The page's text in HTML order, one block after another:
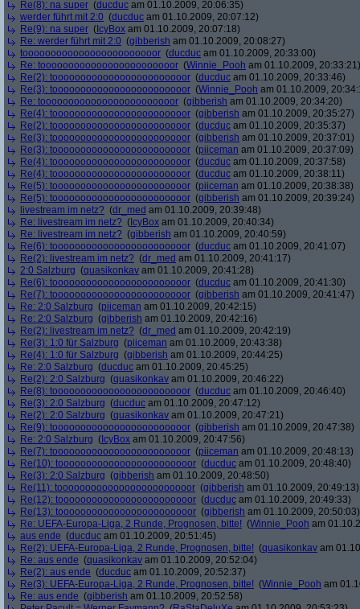
Re(8): na super (ducduc am 01.10.2009, 20:06:35)
werder führt mit 2:0 (ducduc am 01.10.2009, 20:07:12)
Re(9): na super ( IcyBox am 01.10.2009, 20:07:18)
Re: werder führt mit 2:0 (gibberish am 01.10.2009, 20:08:27)
toooooooooooooooooooooooor (ducduc am 01.10.2009, 20:33:00)
Re: toooooooooooooooooooooooor (Winnie_Pooh am 01.10.2009, 20:33:21)
Re(2): toooooooooooooooooooooooor (ducduc am 01.10.2009, 20:33:46)
Re(3): toooooooooooooooooooooooor (Winnie_Pooh am 01.10.2009,
Re: toooooooooooooooooooooooor (gibberish am 01.10.2009, 20:34:20)
Re(4): toooooooooooooooooooooooor (gibberish am 01.10.2009, 20:35:27)
Re(2): toooooooooooooooooooooooor (ducduc am 01.10.2009, 20:35:37)
Re(3): toooooooooooooooooooooooor (gibberish am 01.10.2009, 20:37:01)
Re(3): toooooooooooooooooooooooor (piiceman am 01.10.2009, 20:37:09)
Re(4): toooooooooooooooooooooooor (ducduc am 01.10.2009, 20:37:58)
Re(4): toooooooooooooooooooooooor (ducduc am 01.10.2009, 20:38:11)
Re(5): toooooooooooooooooooooooor (piiceman am 01.10.2009, 20:38:38)
Re(5): toooooooooooooooooooooooor (gibberish am 01.10.2009, 20:39:24)
livestream im netz? (dr_med am 01.10.2009, 20:39:48)
Re: livestream im netz? ( IcyBox am 01.10.2009, 20:40:34)
Re: livestream im netz? (gibberish am 01.10.2009, 20:40:59)
Re(6): toooooooooooooooooooooooor (ducduc am 01.10.2009, 20:41:07)
Re(2): livestream im netz? (dr_med am 01.10.2009, 20:41:17)
2:0 Salzburg (quasikonkav am 01.10.2009, 20:41:28)
Re(6): toooooooooooooooooooooooor (ducduc am 01.10.2009, 20:41:30)
Re(7): toooooooooooooooooooooooor (gibberish am 01.10.2009, 20:41:47)
Re: 2:0 Salzburg (piiceman am 01.10.2009, 20:42:15)
Re: 2:0 Salzburg (gibberish am 01.10.2009, 20:42:16)
Re(2): livestream im netz? (dr_med am 01.10.2009, 20:42:19)
Re(3): 1:0 für Salzburg (piiceman am 01.10.2009, 20:43:38)
Re(4): 1:0 für Salzburg (gibberish am 01.10.2009, 20:44:25)
Re: 2:0 Salzburg (ducduc am 01.10.2009, 20:45:25)
Re(2): 2:0 Salzburg (quasikonkav am 01.10.2009, 20:46:22)
Re(8): toooooooooooooooooooooooor (ducduc am 01.10.2009, 20:46:40)
Re(3): 2:0 Salzburg (ducduc am 01.10.2009, 20:47:12)
Re(2): 2:0 Salzburg (quasikonkav am 01.10.2009, 20:47:21)
Re(9): toooooooooooooooooooooooor (gibberish am 01.10.2009, 20:47:38)
Re: 2:0 Salzburg ( IcyBox am 01.10.2009, 20:47:56)
Re(7): toooooooooooooooooooooooor (piiceman am 01.10.2009, 20:48:13)
Re(10): toooooooooooooooooooooooor (ducduc am 01.10.2009, 20:48:40)
Re(3): 2:0 Salzburg (gibberish am 01.10.2009, 20:48:50)
Re(11): toooooooooooooooooooooooor (gibberish am 01.10.2009, 20:49:13)
Re(12): toooooooooooooooooooooooor (ducduc am 01.10.2009, 20:49:33)
Re(13): toooooooooooooooooooooooor (gibberish am 01.10.2009, 20:50:03)
Re: UEFA-Europa-Liga, 2 Runde, Prognosen, bitte! (Winnie_Pooh am
aus ende (ducduc am 01.10.2009, 20:51:45)
Re(2): UEFA-Europa-Liga, 2 Runde, Prognosen, bitte! (quasikonkav am
Re: aus ende (quasikonkav am 01.10.2009, 20:52:04)
Re(2): aus ende (ducduc am 01.10.2009, 20:52:37)
Re(3): UEFA-Europa-Liga, 2 Runde, Prognosen, bitte! (Winnie_Pooh am
Re: aus ende (gibberish am 01.10.2009, 20:52:58)